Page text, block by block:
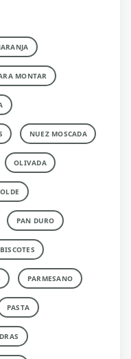
MONTAR
NUEZ MOSCADA
OLIVADA
PAN DURO
PARMESANO
PASTA